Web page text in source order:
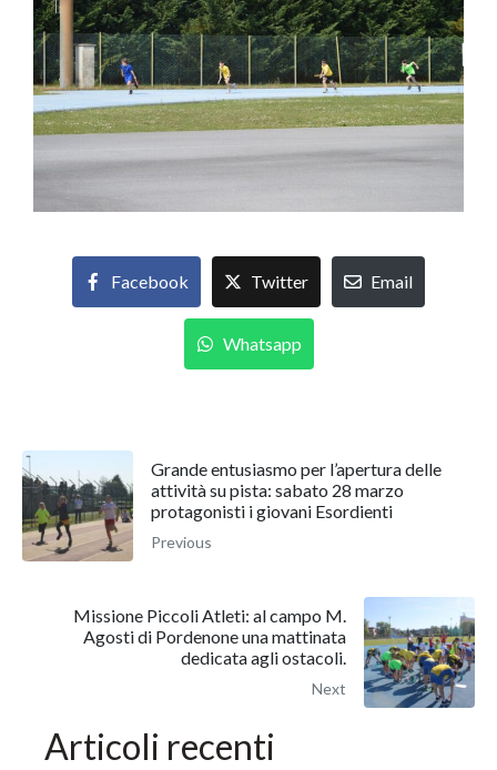
Facebook Twitter Email
Whatsapp
Grande entusiasmo per l’apertura delle
attività su pista: sabato 28 marzo
protagonisti i giovani Esordienti
Previous
Missione Piccoli Atleti: al campo M.
Agosti di Pordenone una mattinata
dedicata agli ostacoli.
Next
Articoli recenti